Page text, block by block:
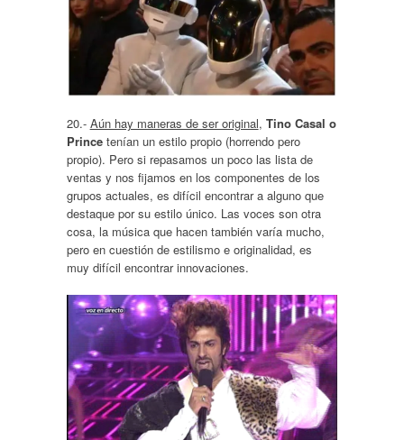
20.- Aún hay maneras de ser original, Tino Casal o
Princetenían un estilo propio (horrendo pero
propio). Pero si repasamos un poco las lista de
ventas y nos fijamos en los componentes de los
grupos actuales, es difícil encontrar a alguno que
destaque por su estilo único. Las voces son otra
cosa, la música que hacen también varía mucho,
pero en cuestión de estilismo e originalidad, es
muy difícil encontrar innovaciones.